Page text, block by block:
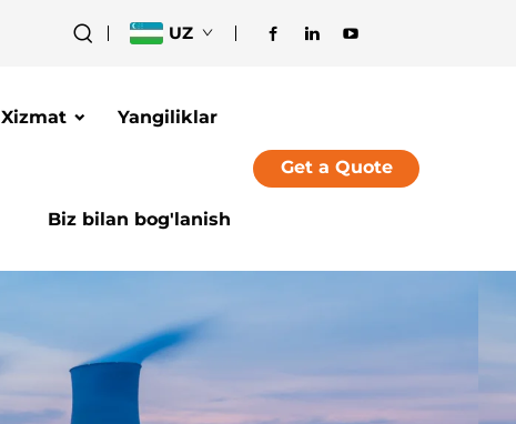
UZ
Xizmat Yangiliklar
Biz bilan bog'lanish
Get a Quote